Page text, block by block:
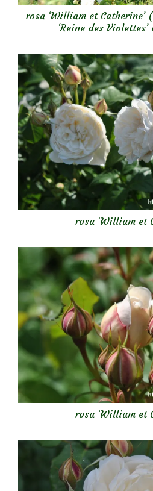
rosa ‘William et Catherine’
‘Reine des Violettes’
rosa ‘William et
rosa ‘William et